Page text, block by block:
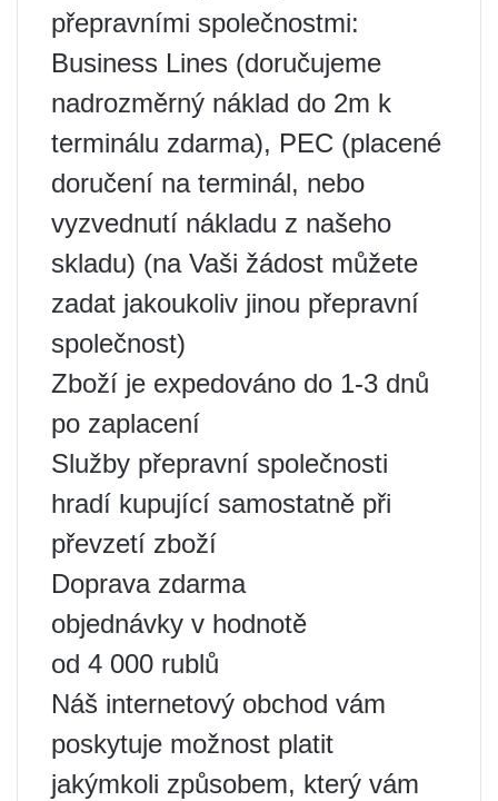
přepravními společnostmi:
Business Lines (doručujeme
nadrozměrný náklad do 2m k
terminálu zdarma), PEC (placené
doručení na terminál, nebo
vyzvednutí nákladu z našeho
skladu) (na Vaši žádost můžete
zadat jakoukoliv jinou přepravní
společnost)
Zboží je expedováno do 1-3 dnů
po zaplacení
Služby přepravní společnosti
hradí kupující samostatně při
převzetí zboží
Doprava zdarma
objednávky v hodnotě
od 4 000 rublů
Náš internetový obchod vám
poskytuje možnost platit
jakýmkoli způsobem, který vám